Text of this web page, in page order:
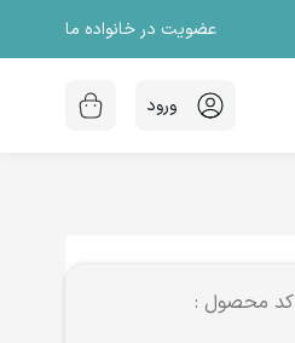
عضویت در خانواده ما
ورود
کد محصول :